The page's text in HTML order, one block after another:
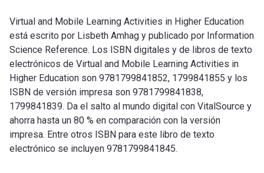
Virtual and Mobile Learning Activities in Higher Education
está escrito por Lisbeth Amhag y publicado por Information
Science Reference. Los ISBN digitales y de libros de texto
electrónicos de Virtual and Mobile Learning Activities in
Higher Education son 9781799841852, 1799841855 y los
ISBN de versión impresa son 9781799841838,
1799841839. Da el salto al mundo digital con VitalSource y
ahorra hasta un 80 % en comparación con la versión
impresa. Entre otros ISBN para este libro de texto
electrónico se incluyen 9781799841845.